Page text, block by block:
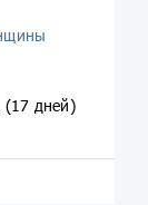
(17 дней)